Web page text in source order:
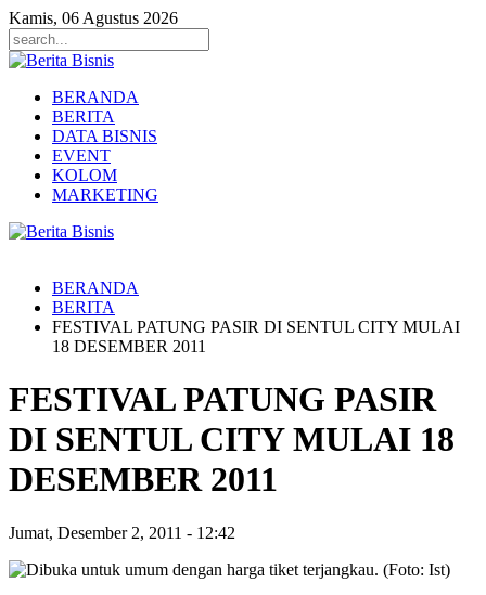
Kamis, 06 Agustus 2026
BERANDA
BERITA
DATA BISNIS
EVENT
KOLOM
MARKETING
BERANDA
BERITA
FESTIVAL PATUNG PASIR DI SENTUL CITY MULAI
18 DESEMBER 2011
FESTIVAL PATUNG PASIR
DI SENTUL CITY MULAI 18
DESEMBER 2011
Jumat, Desember 2, 2011 - 12:42